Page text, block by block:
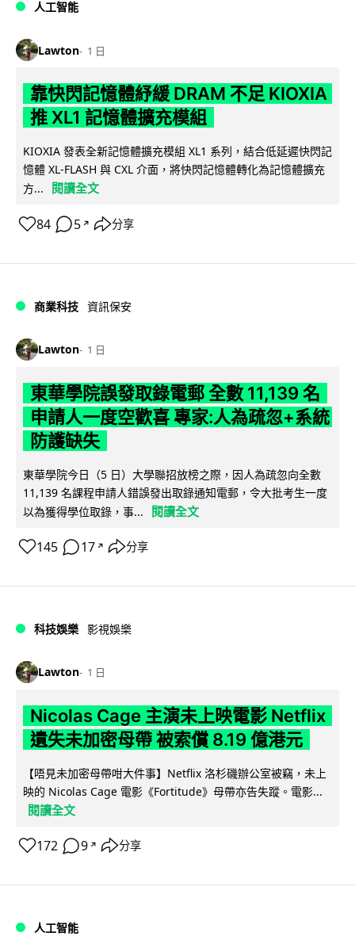
人工智能
Lawton 1 日
靠快閃記憶體紓緩 DRAM 不足 KIOXIA
推 XL1 記憶體擴充模組
KIOXIA 發表全新記憶體擴充模組 XL1 系列，結合低延遲快閃記
憶體 XL-FLASH 與 CXL 介面，將快閃記憶體轉化為記憶體擴充
方...
閱讀全文
84 5 ↗ 分享
商業科技 資訊保安
Lawton 1 日
東華學院誤發取錄電郵 全數 11,139 名
申請人一度空歡喜 專家:人為疏忽+系統
防護缺失
東華學院今日（5 日）大學聯招放榜之際，因人為疏忽向全數
11,139 名課程申請人錯誤發出取錄通知電郵，令大批考生一度
以為獲得學位取錄，事...
閱讀全文
145 17 ↗ 分享
科技娛樂 影視娛樂
Lawton 1 日
Nicolas Cage 主演未上映電影 Netflix
遺失未加密母帶 被索償 8.19 億港元
【唔見未加密母帶咁大件事】Netflix 洛杉磯辦公室被竊，未上
映的 Nicolas Cage 電影《Fortitude》母帶亦告失蹤。電影...
閱讀全文
172 9 ↗ 分享
人工智能